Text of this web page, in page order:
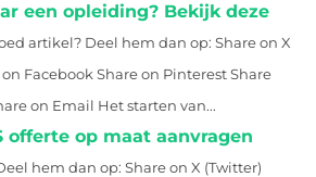
een opleiding? Bekijk deze
artikel? Deel hem dan op: Share on X
Facebook Share on Pinterest Share
on Email Het starten van...
offerte op maat aanvragen
hem dan op: Share on X (Twitter)